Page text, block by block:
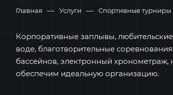
Главная — Услуги — Спортивные турниры
Корпоративные заплывы,
воде, благотворительные
бассейнов, электронный
обеспечим идеальную организацию.